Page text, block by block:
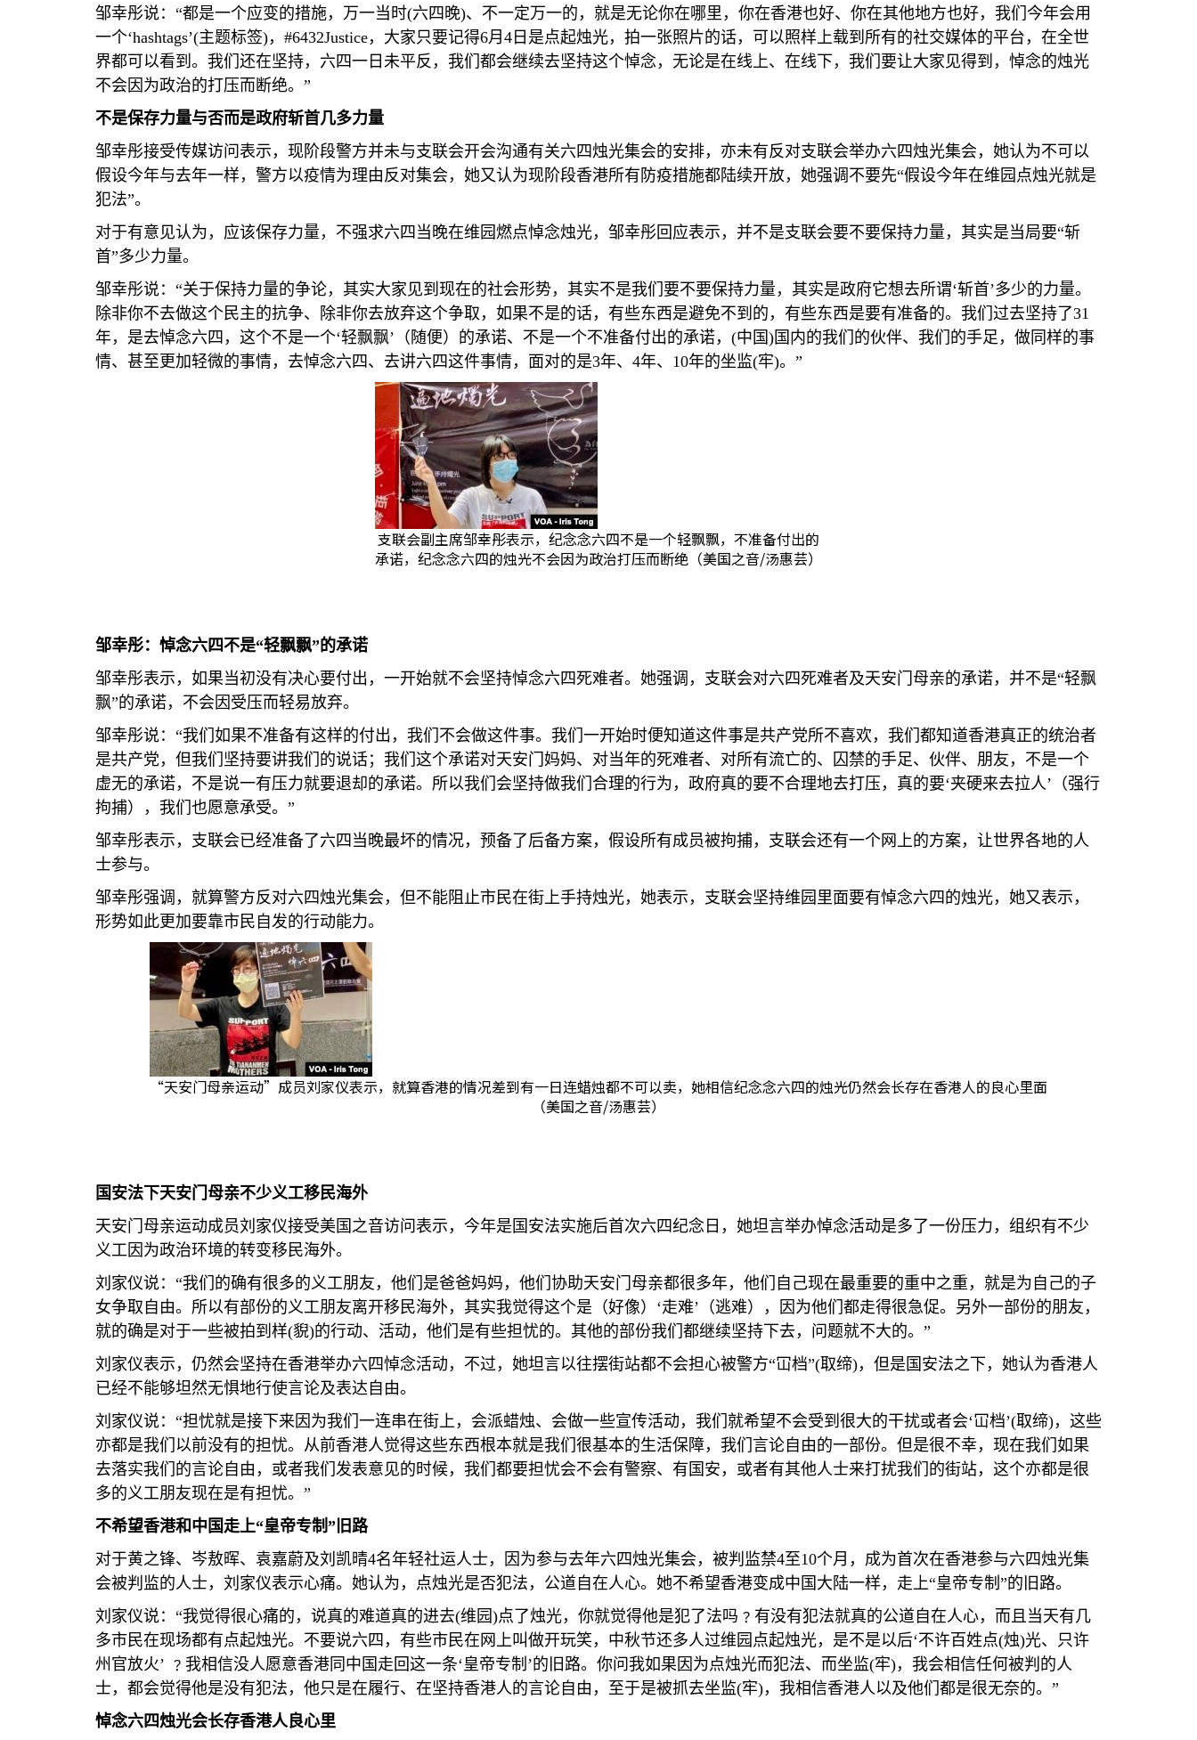
邹幸彤说：“都是一个应变的措施，万一当时(六四晚)、不一定万一的，就是无论你在哪里，你在香港也好、你在其他地方也好，我们今年会用
一个‘hashtags’(主题标签)， #6432Justice，大家只要记得6月 4 日是点起烛光，拍一张照片的话，可以照样上载到所有的社交媒体的平台，在全世
界都可以看到。我们还在坚持，六四一日未平反，我们都会继续去坚持这个悼念，无论是在线上、在线下，我们要让大家见得到，悼念的烛光
不会因为政治的打压而断绝。”
不是保存力量与否而是政府斩首几多力量
邹幸彤接受传媒访问表示，现阶段警方并未与支联会开会沟通有关六四烛光集会的安排，亦未有反对支联会举办六四烛光集会，她认为不可以
假设今年与去年一样，警方以疫情为理由反对集会，她又认为现阶段香港所有防疫措施都陆续开放，她强调不要先“假设今年在维园点烛光就是
犯法”。
对于有意见认为，应该保存力量，不强求六四当晚在维园燃点悼念烛光，邹幸彤回应表示，并不是支联会要不要保持力量，其实是当局要“斩
首”多少力量。
邹幸彤说：“关于保持力量的争论，其实大家见到现在的社会形势，其实不是我们要不要保持力量，其实是政府它想去所谓‘斩首’多少的力量。
除非你不去做这个民主的抗争、除非你去放弃这个争取，如果不是的话，有些东西是避免不到的，有些东西是要有准备的。我们过去坚持了31
年，是去悼念六四，这个不是一个‘轻飘飘’（随便）的承诺、不是一个不准备付出的承诺， (中国)国内的我们的伙伴、我们的手足，做同样的事
情、甚至更加轻微的事情，去悼念六四、去讲六四这件事情，面对的是3年、 4年、 10年的坐监(牢)。”
支联会副主席邹幸彤表示，纪念念六四不是一个轻飘飘，不准备付出的
承诺，纪念念六四的烛光不会因为政治打压而断绝（美国之音/汤惠芸）
邹幸彤：悼念六四不是“轻飘飘”的承诺
邹幸彤表示，如果当初没有决心要付出，一开始就不会坚持悼念六四死难者。她强调，支联会对六四死难者及天安门母亲的承诺，并不是“轻飘
飘”的承诺，不会因受压而轻易放弃。
邹幸彤说：“我们如果不准备有这样的付出，我们不会做这件事。我们一开始时便知道这件事是共产党所不喜欢，我们都知道香港真正的统治者
是共产党，但我们坚持要讲我们的说话；我们这个承诺对天安门妈妈、对当年的死难者、对所有流亡的、囚禁的手足、伙伴、朋友，不是一个
虚无的承诺，不是说一有压力就要退却的承诺。所以我们会坚持做我们合理的行为，政府真的要不合理地去打压，真的要‘夹硬来去拉人’（强行
拘捕），我们也愿意承受。”
邹幸彤表示，支联会已经准备了六四当晚最坏的情况，预备了后备方案，假设所有成员被拘捕，支联会还有一个网上的方案，让世界各地的人
士参与。
邹幸彤强调，就算警方反对六四烛光集会，但不能阻止市民在街上手持烛光，她表示，支联会坚持维园里面要有悼念六四的烛光，她又表示，
形势如此更加要靠市民自发的行动能力。
“天安门母亲运动”成员刘家仪表示，就算香港的情况差到有一日连蜡烛都不可以卖，她相信纪念念六四的烛光仍然会长存在香港人的良心里面
（美国之音/汤惠芸）
国安法下天安门母亲不少义工移民海外
天安门母亲运动成员刘家仪接受美国之音访问表示，今年是国安法实施后首次六四纪念日，她坦言举办悼念活动是多了一份压力，组织有不少
义工因为政治环境的转变移民海外。
刘家仪说：“我们的确有很多的义工朋友，他们是爸爸妈妈，他们协助天安门母亲都很多年，他们自己现在最重要的重中之重，就是为自己的子
女争取自由。所以有部份的义工朋友离开移民海外，其实我觉得这个是（好像）‘走难’（逃难），因为他们都走得很急促。另外一部份的朋友，
就的确是对于一些被拍到样(貎)的行动、活动，他们是有些担忧的。其他的部份我们都继续坚持下去，问题就不大的。”
刘家仪表示，仍然会坚持在香港举办六四悼念活动，不过，她坦言以往摆街站都不会担心被警方“冚档”(取缔)，但是国安法之下，她认为香港人
已经不能够坦然无惧地行使言论及表达自由。
刘家仪说：“担忧就是接下来因为我们一连串在街上，会派蜡烛、会做一些宣传活动，我们就希望不会受到很大的干扰或者会‘冚档’(取缔)，这些
亦都是我们以前没有的担忧。从前香港人觉得这些东西根本就是我们很基本的生活保障，我们言论自由的一部份。但是很不幸，现在我们如果
去落实我们的言论自由，或者我们发表意见的时候，我们都要担忧会不会有警察、有国安，或者有其他人士来打扰我们的街站，这个亦都是很
多的义工朋友现在是有担忧。”
不希望香港和中国走上“皇帝专制”旧路
对于黄之锋、岑敖晖、袁嘉蔚及刘凯晴4名年轻社运人士，因为参与去年六四烛光集会，被判监禁4至10个月，成为首次在香港参与六四烛光集
会被判监的人士，刘家仪表示心痛。她认为，点烛光是否犯法，公道自在人心。她不希望香港变成中国大陆一样，走上“皇帝专制”的旧路。
刘家仪说：“我觉得很心痛的，说真的难道真的进去(维园)点了烛光，你就觉得他是犯了法吗﹖有没有犯法就真的公道自在人心，而且当天有几
多市民在现场都有点起烛光。不要说六四，有些市民在网上叫做开玩笑，中秋节还多人过维园点起烛光，是不是以后‘不许百姓点(烛)光、只许
州官放火’ ﹖我相信没人愿意香港同中国走回这一条‘皇帝专制’的旧路。你问我如果因为点烛光而犯法、而坐监(牢)，我会相信任何被判的人
士，都会觉得他是没有犯法，他只是在履行、在坚持香港人的言论自由，至于是被抓去坐监(牢)，我相信香港人以及他们都是很无奈的。”
悼念六四烛光会长存香港人良心里